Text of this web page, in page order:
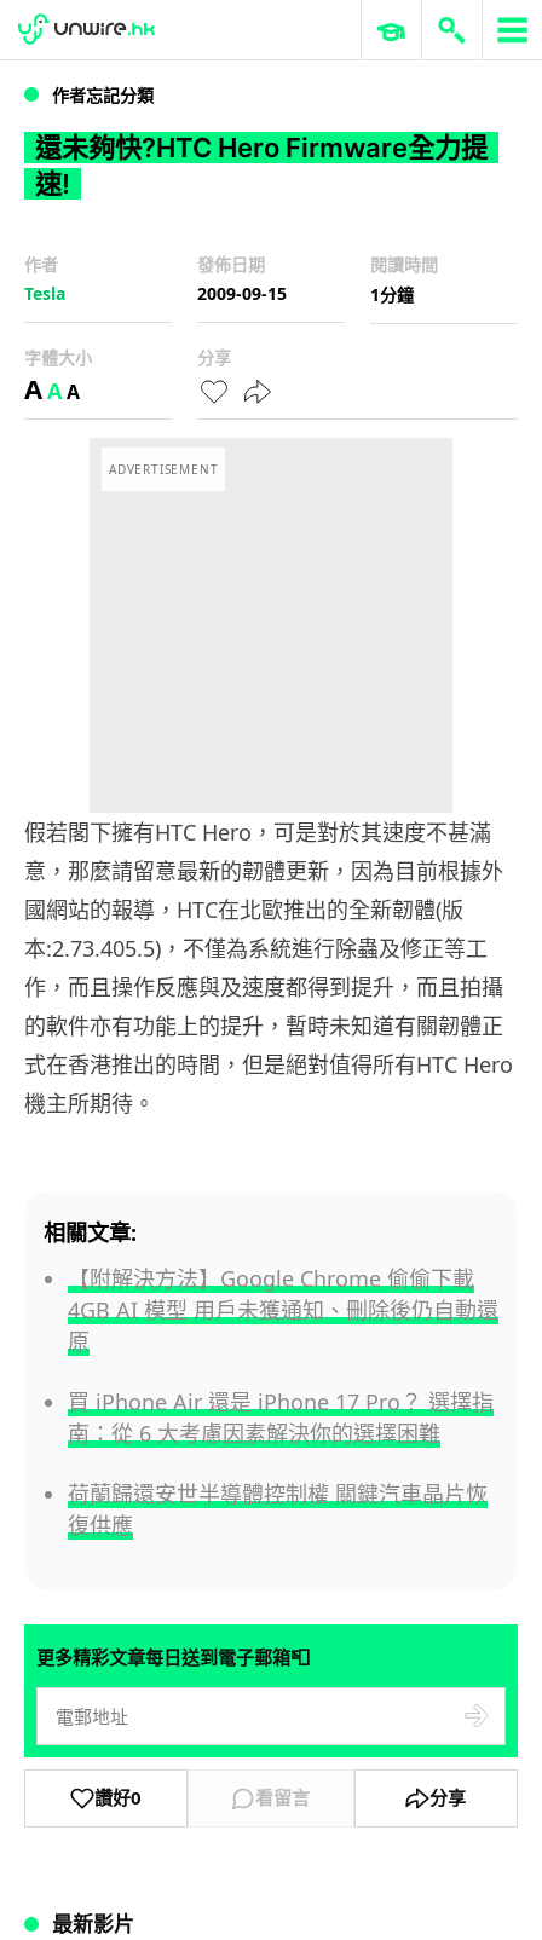
還未夠快?HTC Hero Firmware全力提速!
WWDC 2026 ERP 與商業 AI
作者忘記分類
還未夠快?HTC Hero Firmware全力提
速!
作者
Tesla
發佈日期
2009-09-15
閱讀時間
1分鐘
字體大小
AAA
分享
ADVERTISEMENT
假若閣下擁有HTC Hero，可是對於其速度不甚滿
意，那麼請留意最新的韌體更新，因為目前根據外
國網站的報導，HTC在北歐推出的全新韌體(版
本:2.73.405.5)，不僅為系統進行除蟲及修正等工
作，而且操作反應與及速度都得到提升，而且拍攝
的軟件亦有功能上的提升，暫時未知道有關韌體正
式在香港推出的時間，但是絕對值得所有HTC Hero
機主所期待。
相關文章:
【附解決方法】Google Chrome 偷偷下載
4GB AI 模型 用戶未獲通知、刪除後仍自動還
原
買 iPhone Air 還是 iPhone 17 Pro？ 選擇指
南：從 6 大考慮因素解決你的選擇困難
荷蘭歸還安世半導體控制權 關鍵汽車晶片恢
復供應
更多精彩文章每日送到電子郵箱📮
讚好0 看留言 分享
最新影片